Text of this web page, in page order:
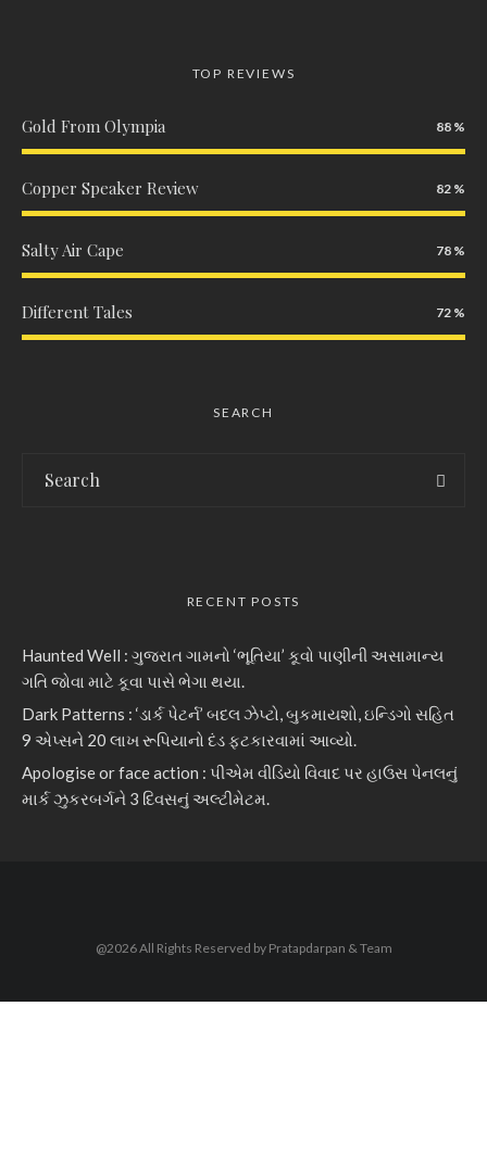
TOP REVIEWS
Gold From Olympia 88
Copper Speaker Review 82
Salty Air Cape 78
Different Tales 72
SEARCH
RECENT POSTS
Haunted Well : ગુજરાત ગામનો ‘ભૂતિયા’ કૂવો પાણીની અસામાન્ય
ગતિ જોવા માટે કૂવા પાસે ભેગા થયા.
Dark Patterns : ‘ડાર્ક પેટર્ન’ બદલ ઝેપ્ટો, બુકમાયશો, ઇન્ડિગો સહિત
9 એપ્સને 20 લાખ રૂપિયાનો દંડ ફટકારવામાં આવ્યો.
Apologise or face action : પીએમ વીડિયો વિવાદ પર હાઉસ પેનલનું
માર્ક ઝુકરબર્ગને 3 દિવસનું અલ્ટીમેટમ.
@2026 All Rights Reserved by Pratapdarpan & Team